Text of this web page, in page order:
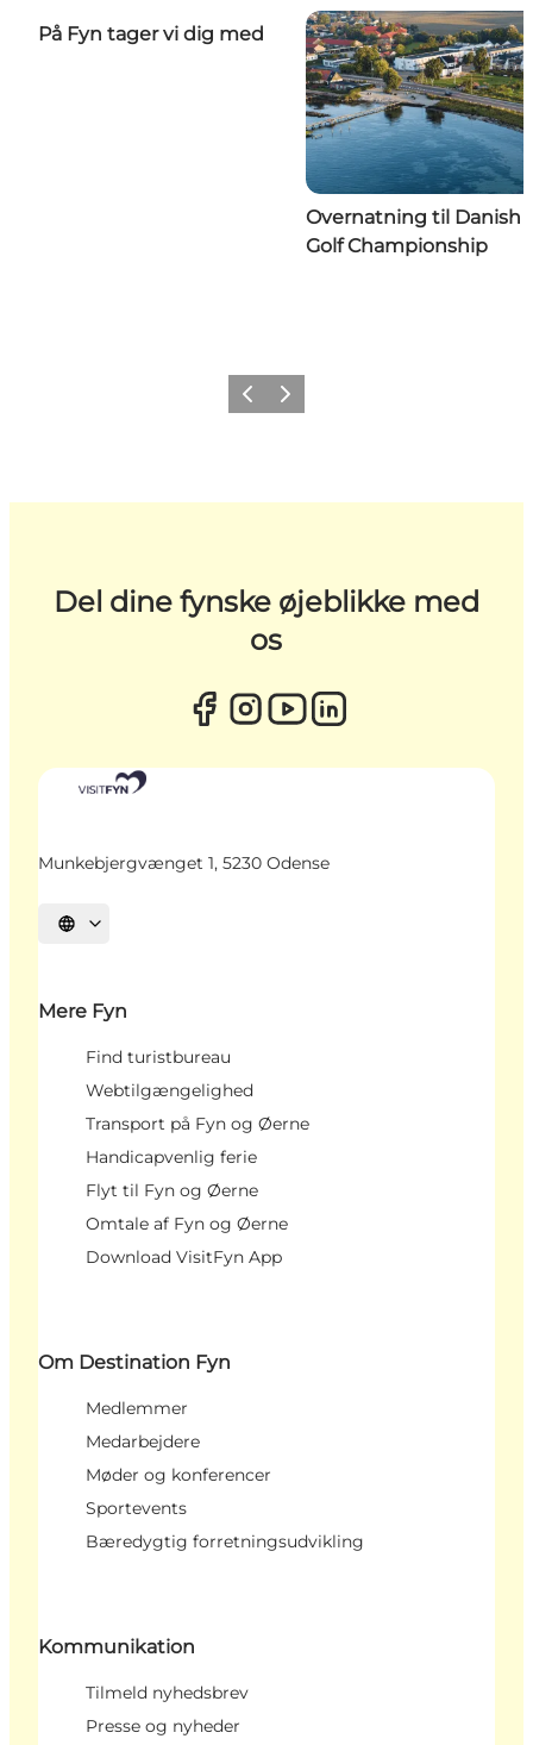
På Fyn tager vi dig med
Overnatning til Danish
Golf Championship
ForrigeNæste
Del dine fynske øjeblikke med
os
Munkebjergvænget 1, 5230 Odense
Vælg sprog
Mere Fyn
Find turistbureau
Webtilgængelighed
Transport på Fyn og Øerne
Handicapvenlig ferie
Flyt til Fyn og Øerne
Omtale af Fyn og Øerne
Download VisitFyn App
Om Destination Fyn
Medlemmer
Medarbejdere
Møder og konferencer
Sportevents
Bæredygtig forretningsudvikling
Kommunikation
Tilmeld nyhedsbrev
Presse og nyheder